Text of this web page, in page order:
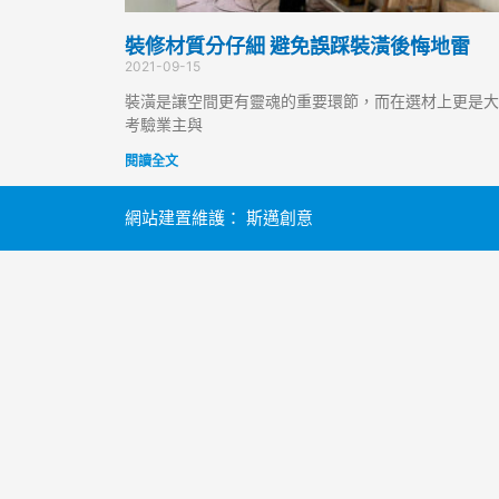
裝修材質分仔細 避免誤踩裝潢後悔地雷
2021-09-15
裝潢是讓空間更有靈魂的重要環節，而在選材上更是
考驗業主與
閱讀全文
網站建置維護： 斯邁創意